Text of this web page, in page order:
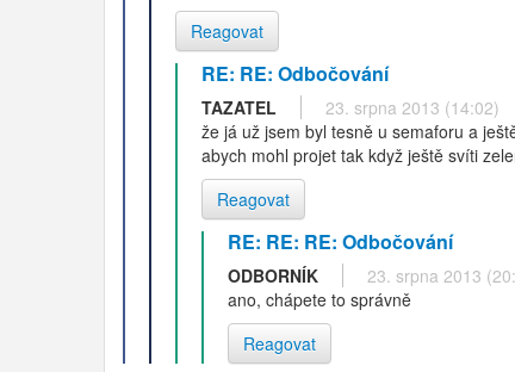
Reagovat
RE: RE: Odbočování
TAZATEL
23. srpna 2013 (14:02)
že já už jsem byl tesně u semaforu a
abych mohl projet tak když ještě svíti
Reagovat
RE: RE: RE: Odbočování
ODBORNÍK
23. srpna 2013
ano, chápete to správně
Reagovat